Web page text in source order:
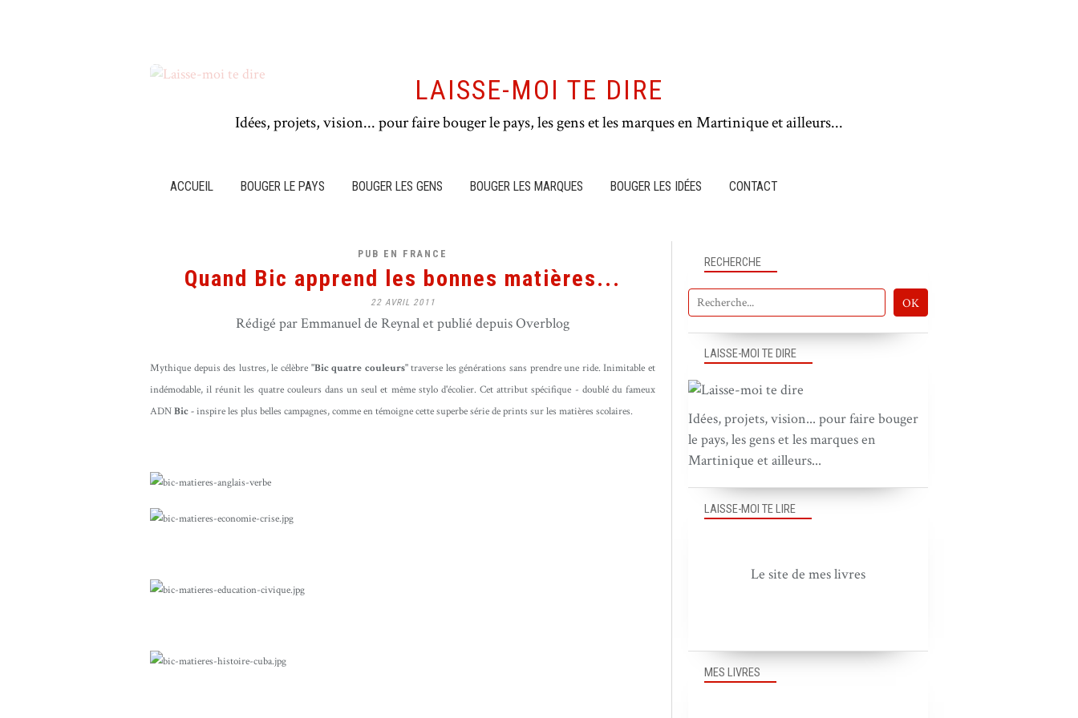
LAISSE-MOI TE DIRE
Idées, projets, vision... pour faire bouger le pays, les gens et les marques en Martinique et ailleurs...
ACCUEIL BOUGER LE PAYS BOUGER LES GENS BOUGER LES MARQUES BOUGER LES IDÉES CONTACT
PUB EN FRANCE
Quand Bic apprend les bonnes matières...
22 AVRIL 2011
Rédigé par Emmanuel de Reynal et publié depuis Overblog
Mythique depuis des lustres, le célèbre "Bic quatre couleurs"traverse les générations sans prendre une ride. Inimitable et
indémodable, il réunit les quatre couleurs dans un seul et même stylo d'écolier. Cet attribut spécifique - doublé du fameux
ADNBic -inspire les plus belles campagnes, comme en témoigne cette superbe série de prints sur les matières scolaires.
RECHERCHE
LAISSE-MOI TE DIRE
Idées, projets, vision... pour faire bouger
le pays, les gens et les marques en
Martinique et ailleurs...
MES LIVRES
LAISSE-MOI TE LIRE
Le site de mes livres